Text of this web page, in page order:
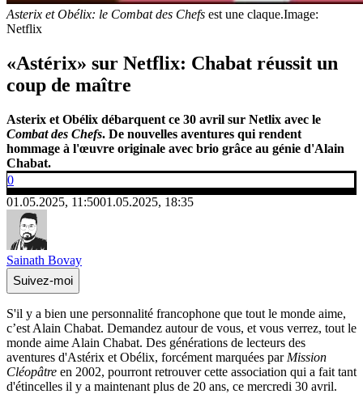
Asterix et Obélix: le Combat des Chefs est une claque.Image:
Netflix
«Astérix» sur Netflix: Chabat réussit un
coup de maître
Asterix et Obélix débarquent ce 30 avril sur Netlix avec le
Combat des Chefs. De nouvelles aventures qui rendent
hommage à l'œuvre originale avec brio grâce au génie d'Alain
Chabat.
0
01.05.2025, 11:5001.05.2025, 18:35
Sainath Bovay
Suivez-moi
S'il y a bien une personnalité francophone que tout le monde aime,
c’est Alain Chabat. Demandez autour de vous, et vous verrez, tout le
monde aime Alain Chabat. Des générations de lecteurs des
aventures d'Astérix et Obélix, forcément marquées parMission
Cléopâtre en 2002, pourront retrouver cette association qui a fait tant
d'étincelles il y a maintenant plus de 20 ans, ce mercredi 30 avril.